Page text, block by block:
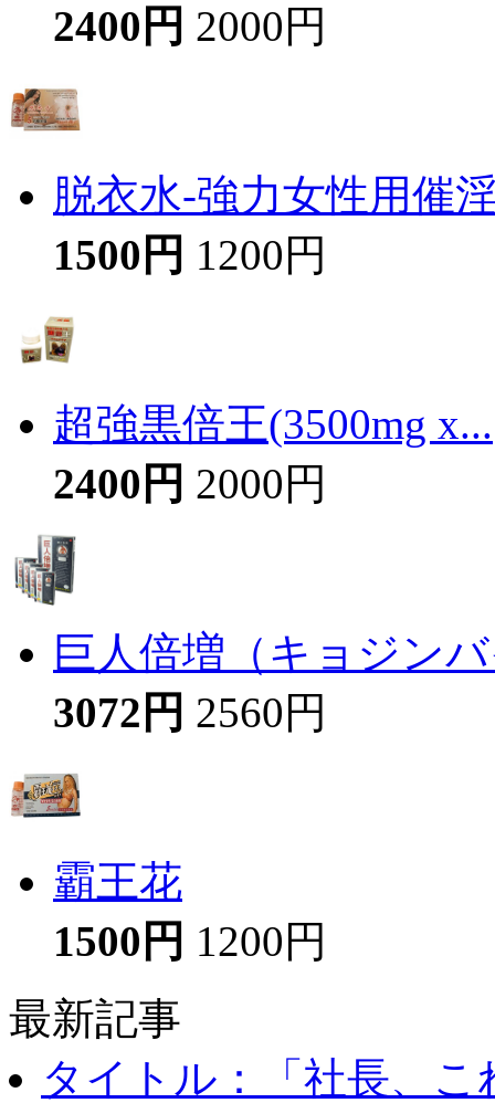
2400円 2000円
脱衣水-強力女性用催
1500円 1200円
超強黒倍王(3500mg x...
2400円 2000円
巨人倍増（キョジン
3072円 2560円
霸王花
1500円 1200円
最新記事
タイトル：「社長、こ